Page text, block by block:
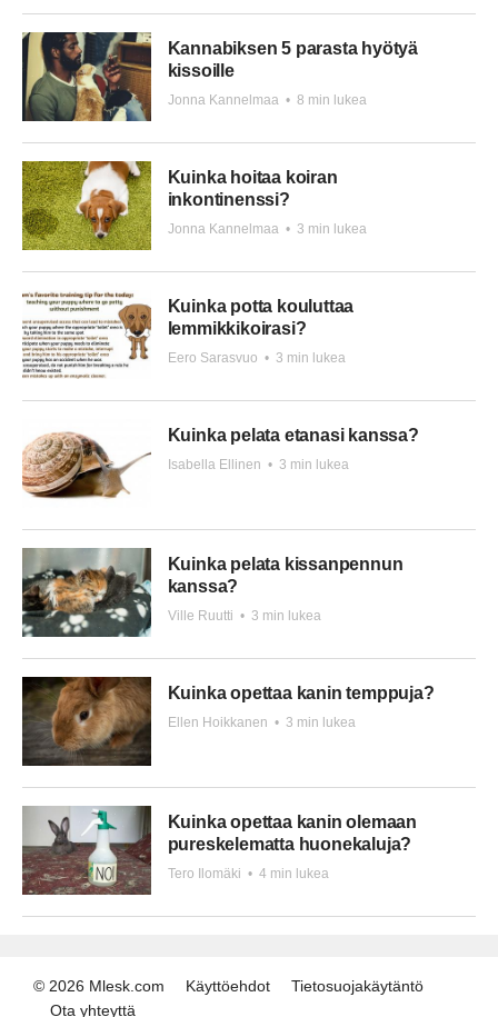
Kannabiksen 5 parasta hyötyä
kissoille
Jonna Kannelmaa • 8 min lukea
Kuinka hoitaa koiran
inkontinenssi?
Jonna Kannelmaa • 3 min lukea
Kuinka potta kouluttaa
lemmikkikoirasi?
Eero Sarasvuo • 3 min lukea
Kuinka pelata etanasi kanssa?
Isabella Ellinen • 3 min lukea
Kuinka pelata kissanpennun
kanssa?
Ville Ruutti • 3 min lukea
Kuinka opettaa kanin temppuja?
Ellen Hoikkanen • 3 min lukea
Kuinka opettaa kanin olemaan
pureskelematta huonekaluja?
Tero Ilomäki • 4 min lukea
© 2026 Mlesk.com Käyttöehdot
Tietosuojakäytäntö
Ota yhteyttä